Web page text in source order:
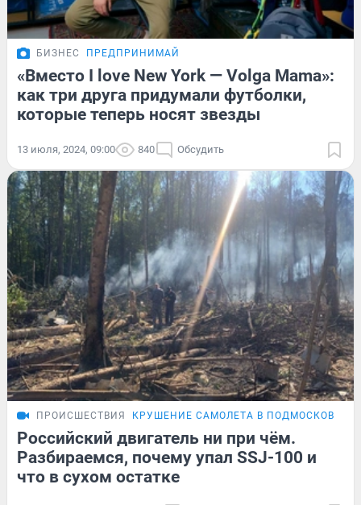
БИЗНЕС ПРЕДПРИНИМАЙ
«Вместо I love New York — Volga Mama»:
как три друга придумали футболки,
которые теперь носят звезды
13 июля, 2024, 09:00 840 Обсудить
ПРОИСШЕСТВИЯ КРУШЕНИЕ САМОЛЕТА В ПОДМОСКОВЬЕ
Российский двигатель ни при чём.
Разбираемся, почему упал SSJ-100 и
что в сухом остатке